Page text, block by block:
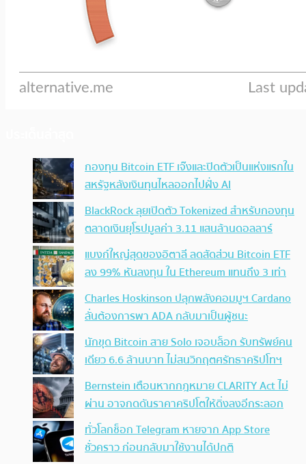
กองทุน Bitcoin ETF เจ๊งและปิดตัวเป็นแห่งแรกใน
สหรัฐหลังเงินทุนไหลออกไปฝั่ง AI
BlackRock ลุยเปิดตัว Tokenized สำหรับกองทุน
ตลาดเงินยุโรปมูลค่า 3.11 แสนล้านดอลลาร์
แบงก์ใหญ่สุดของอิตาลี ลดสัดส่วน Bitcoin ETF
ลง 99% หันลงทุน ใน Ethereum แทนถึง 3 เท่า
Charles Hoskinson ปลุกพลังคอมมูฯ Cardano
ลั่นต้องการพา ADA กลับมาเป็นผู้ชนะ
นักขุด Bitcoin สาย Solo เจอบล็อก รับทรัพย์คน
เดียว 6.6 ล้านบาท ไม่สนวิกฤตศรัทธาคริปโทฯ
Bernstein เตือนหากกฎหมาย CLARITY Act ไม่
ผ่าน อาจกดดันราคาคริปโตให้ดิ่งลงอีกระลอก
ทั่วโลกช็อก Telegram หายจาก App Store
ชั่วคราว ก่อนกลับมาใช้งานได้ปกติ